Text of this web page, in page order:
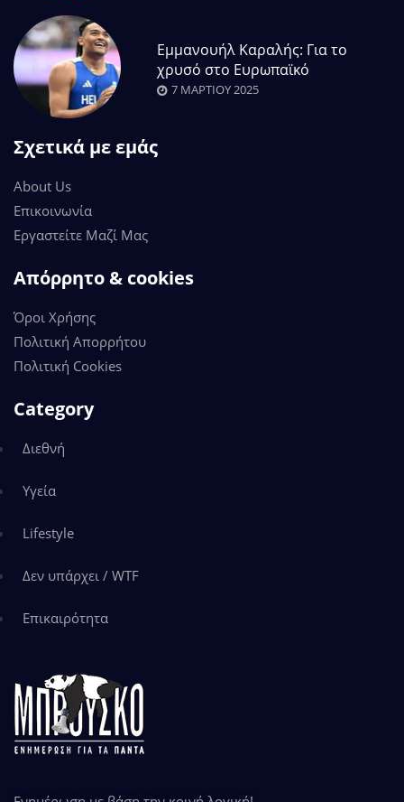
Εμμανουήλ Καραλής: Για το
χρυσό στο Ευρωπαϊκό
7 ΜΑΡΤΊΟΥ 2025
Σχετικά με εμάς
About Us
Επικοινωνία
Εργαστείτε Μαζί Μας
Απόρρητο & cookies
Όροι Χρήσης
Πολιτική Απορρήτου
Πολιτική Cookies
Category
Διεθνή
Υγεία
Lifestyle
Δεν υπάρχει / WTF
Επικαιρότητα